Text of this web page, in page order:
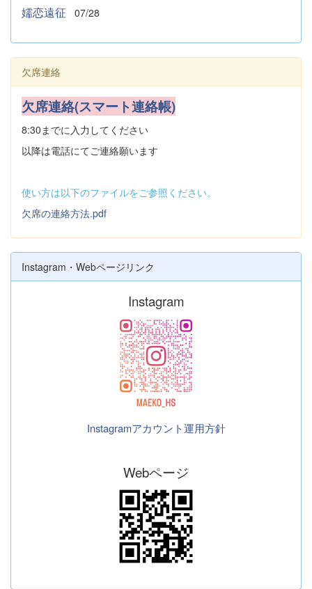
嬬恋遠征 07/28
欠席連絡
欠席連絡(スマート連絡帳)
8:30までに入力してください
以降は電話にてご連絡願います
使い方は以下のファイルをご参照ください。
欠席の連絡方法.pdf
Instagram・Webページリンク
Instagram
Instagramアカウント運用方針
Webページ